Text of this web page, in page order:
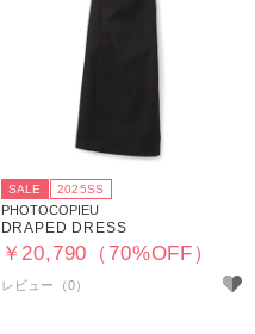
SALE 2025SS
PHOTOCOPIEU
DRAPED DRESS
￥20,790（70%OFF）